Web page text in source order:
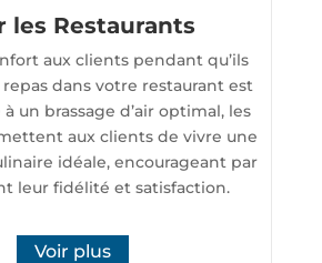
les Restaurants
aux clients pendant qu’ils
dans votre restaurant est
à un brassage d’air optimal, les
aux clients de vivre une
idéale, encourageant par
leur fidélité et satisfaction.
Voir plus